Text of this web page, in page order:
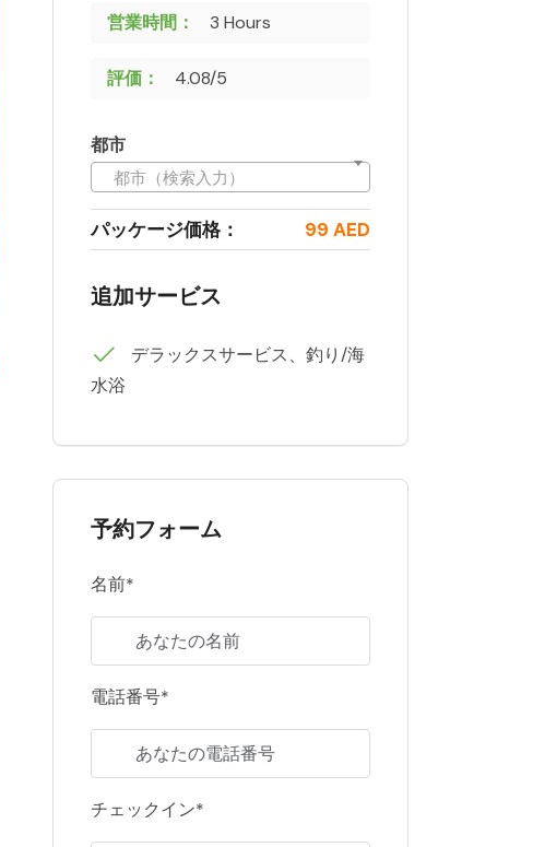
営業時間： 3 Hours
評価： 4.08/5
都市
都市（検索入力）
パッケージ価格： 99 AED
追加サービス
デラックスサービス、釣り/海
水浴
予約フォーム
名前*
電話番号*
チェックイン*